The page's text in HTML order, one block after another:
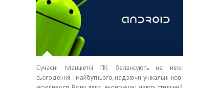
Сучасні планшетні ПК балансують на межі
сьогодення і майбутнього, надаючи унікальні нові